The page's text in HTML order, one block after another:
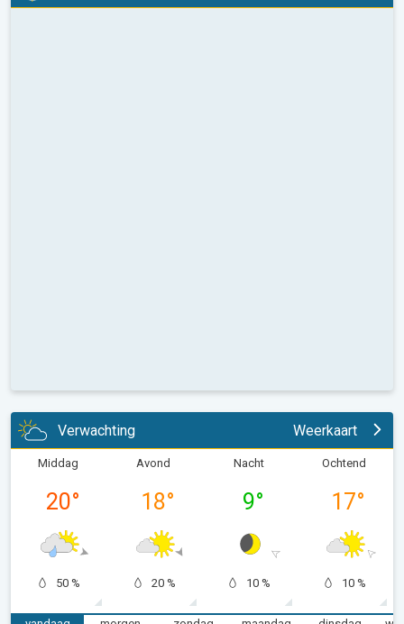
Verwachting Weerkaart
Middag
20°
50 %
Avond
18°
20 %
Nacht
9°
10 %
Ochtend
17°
10 %